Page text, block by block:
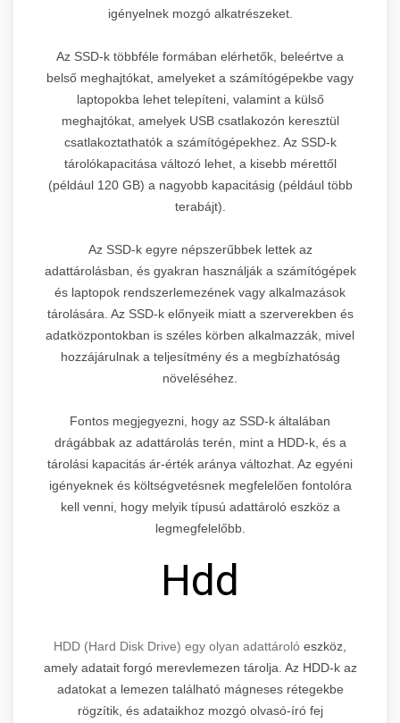
igényelnek mozgó alkatrészeket.
Az SSD-k többféle formában elérhetők, beleértve a
belső meghajtókat, amelyeket a számítógépekbe vagy
laptopokba lehet telepíteni, valamint a külső
meghajtókat, amelyek USB csatlakozón keresztül
csatlakoztathatók a számítógépekhez. Az SSD-k
tárolókapacitása változó lehet, a kisebb mérettől
(például 120 GB) a nagyobb kapacitásig (például több
terabájt).
Az SSD-k egyre népszerűbbek lettek az
adattárolásban, és gyakran használják a számítógépek
és laptopok rendszerlemezének vagy alkalmazások
tárolására. Az SSD-k előnyeik miatt a szerverekben és
adatközpontokban is széles körben alkalmazzák, mivel
hozzájárulnak a teljesítmény és a megbízhatóság
növeléséhez.
Fontos megjegyezni, hogy az SSD-k általában
drágábbak az adattárolás terén, mint a HDD-k, és a
tárolási kapacitás ár-érték aránya változhat. Az egyéni
igényeknek és költségvetésnek megfelelően fontolóra
kell venni, hogy melyik típusú adattároló eszköz a
legmegfelelőbb.
Hdd
HDD (Hard Disk Drive) egy olyan adattároló eszköz,
amely adatait forgó merevlemezen tárolja. Az HDD-k az
adatokat a lemezen található mágneses rétegekbe
rögzítik, és adataikhoz mozgó olvasó-író fej